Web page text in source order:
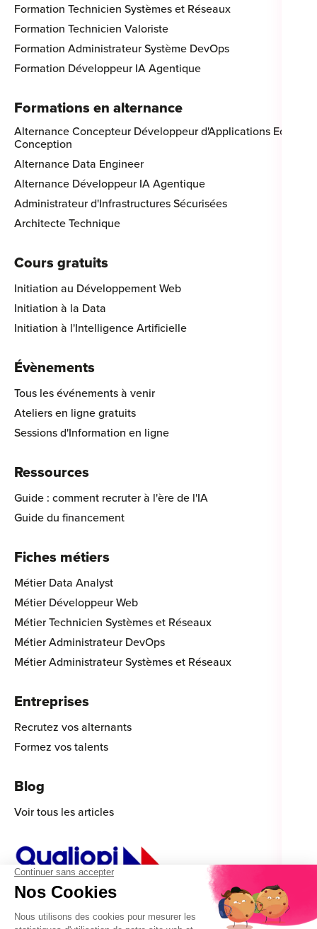
Formation Technicien Systèmes et Réseaux
Formation Technicien Valoriste
Formation Administrateur Système DevOps
Formation Développeur IA Agentique
Formations en alternance
Alternance Concepteur Développeur d'Applications Eco-
Conception
Alternance Data Engineer
Alternance Développeur IA Agentique
Administrateur d'Infrastructures Sécurisées
Architecte Technique
Cours gratuits
Initiation au Développement Web
Initiation à la Data
Initiation à l'Intelligence Artificielle
Évènements
Tous les événements à venir
Ateliers en ligne gratuits
Sessions d'Information en ligne
Ressources
Guide : comment recruter à l'ère de l'IA
Guide du financement
Fiches métiers
Métier Data Analyst
Métier Développeur Web
Métier Technicien Systèmes et Réseaux
Métier Administrateur DevOps
Métier Administrateur Systèmes et Réseaux
Entreprises
Recrutez vos alternants
Formez vos talents
Blog
Voir tous les articles